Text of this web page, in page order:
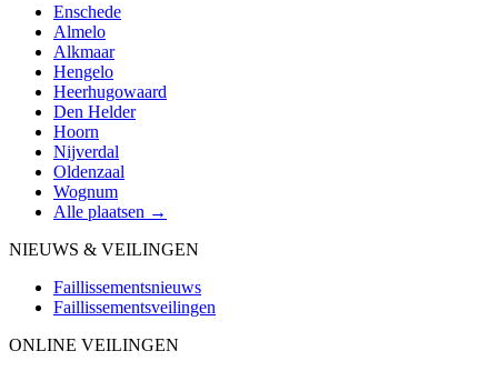
Enschede
Almelo
Alkmaar
Hengelo
Heerhugowaard
Den Helder
Hoorn
Nijverdal
Oldenzaal
Wognum
Alle plaatsen →
NIEUWS & VEILINGEN
Faillissementsnieuws
Faillissementsveilingen
ONLINE VEILINGEN